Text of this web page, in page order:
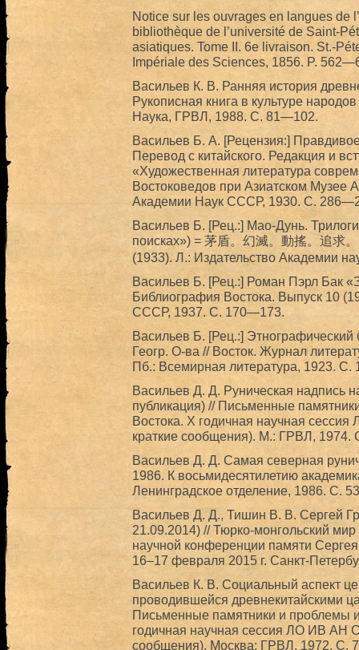
Notice sur les ouvrages en langues de
bibliothèque de l’université de Saint-
asiatiques. Tome II. 6e livraison. St.-
Impériale des Sciences, 1856. P.
Васильев К. В. Ранняя история
Рукописная книга в культуре
Наука, ГРВЛ, 1988. С. 81—102.
Васильев Б. А. [Рецензия:]
Перевод с китайского. Редакция и
«Художественная литература
Востоковедов при Азиатском Музее
Академии Наук СССР, 1930. С.
Васильев Б. [Рец.:] Mao-Дунь.
поисках») = 茅盾。幻滅。動搖。追求
(1933). Л.: Издательство Академии
Васильев Б. [Рец.:] Роман Пэрл Бак
Библиография Востока. Выпуск 10
СССР, 1937. С. 170—173.
Васильев Б. [Рец.:]
Геогр. О-ва // Восток. Журнал
Пб.: Всемирная литература, 1923. С.
Васильев Д. Д. Руническая надпись
публикация) // Письменные
Востока. X годичная научная
краткие сообщения). М.: ГРВЛ,
Васильев Д. Д. Самая северная
1986. К восьмидесятилетию
Ленинградское отделение, 1986. С.
Васильев Д. Д., Тишин В. В. Сергей
21.09.2014) // Тюрко-монгольский
научной конференции памяти
16–17 февраля 2015 г. Санкт-
Васильев К. В. Социальный аспект
проводившейся древнекитайскими
Письменные памятники и проблемы
годичная научная сессия ЛО ИВ АН
сообщения). Москва: ГРВЛ, 1972. С.